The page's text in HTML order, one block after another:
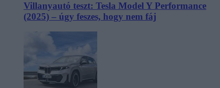
Villanyautó teszt: Tesla Model Y Performance
(2025) – úgy feszes, hogy nem fáj